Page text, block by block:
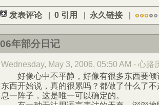
发表评论 | 0 引用 | 永久链接 |
06年部分日记
Wednesday, May 3, 2006, 05:50 AM - 心路
好像心中不平静，好像有很多东西要倾
东西开始说，真的很累吗？都做了什么了
息一阵子，这是唯一可以确定的。